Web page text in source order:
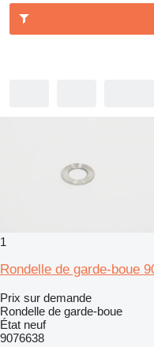
1
Rondelle de garde-boue
Prix sur demande
Rondelle de garde-boue
État neuf
9076638